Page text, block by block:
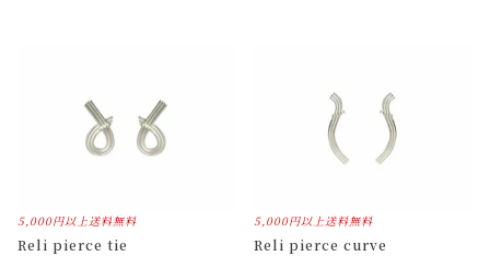
5,000円以上送料無料
Reli pierce tie
5,000円以上送料無料
Reli pierce curve